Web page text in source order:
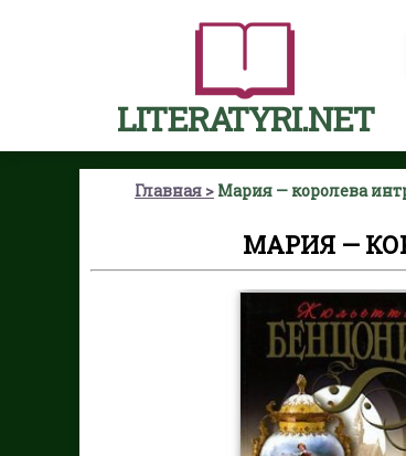
LITERATYRI.NET
Главная Мария — королева
МАРИЯ —